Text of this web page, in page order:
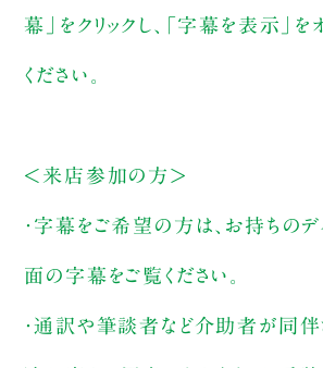
幕」をクリックし、「字幕を表示」を
ください。
＜来店参加の方＞
・字幕をご希望の方は、お持ちの
面の字幕をご覧ください。
・通訳や筆談者など介助者が同伴